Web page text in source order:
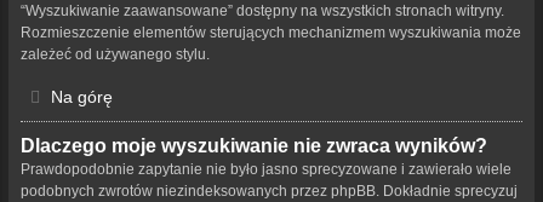
“Wyszukiwanie zaawansowane” dostępny na wszystkich stronach witryny.
Rozmieszczenie elementów sterujących mechanizmem wyszukiwania może
zależeć od używanego stylu.
Na górę
Dlaczego moje wyszukiwanie nie zwraca wyników?
Prawdopodobnie zapytanie nie było jasno sprecyzowane i zawierało wiele
podobnych zwrotów niezindeksowanych przez phpBB. Dokładnie sprecyzuj